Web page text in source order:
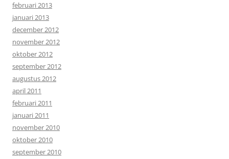
februari 2013
januari 2013
december 2012
november 2012
oktober 2012
september 2012
augustus 2012
april 2011
februari 2011
januari 2011
november 2010
oktober 2010
september 2010